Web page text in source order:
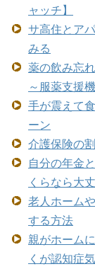
ャッチ】
サ高住とア
みる
薬の飲み忘
～服薬支援
手が震えて
ーン
介護保険の
自分の年金
くらなら大
老人ホーム
する方法
親がホーム
くが認知症